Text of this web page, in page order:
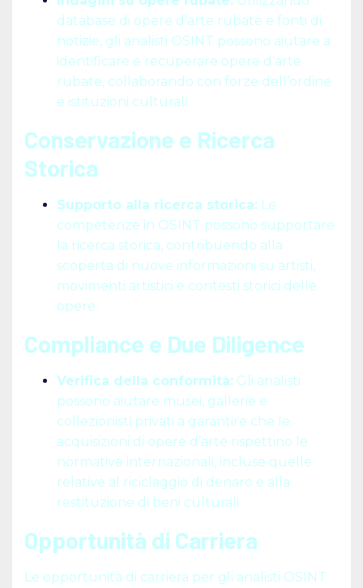
database di opere d’arte rubate e fonti di
notizie, gli analisti OSINT possono aiutare a
identificare e recuperare opere d’arte
rubate, collaborando con forze dell’ordine
e istituzioni culturali.
Conservazione e Ricerca
Storica
Supporto alla ricerca storica: Le
competenze in OSINT possono supportare
la ricerca storica, contribuendo alla
scoperta di nuove informazioni su artisti,
movimenti artistici e contesti storici delle
opere.
Compliance e Due Diligence
Verifica della conformità: Gli analisti
possono aiutare musei, gallerie e
collezionisti privati a garantire che le
acquisizioni di opere d’arte rispettino le
normative internazionali, incluse quelle
relative al riciclaggio di denaro e alla
restituzione di beni culturali.
Opportunità di Carriera
Le opportunità di carriera per gli analisti OSINT